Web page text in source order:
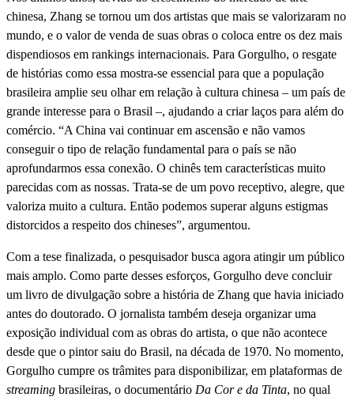
chinesa, Zhang se tornou um dos artistas que mais se valorizaram no
mundo, e o valor de venda de suas obras o coloca entre os dez mais
dispendiosos em rankings internacionais. Para Gorgulho, o resgate
de histórias como essa mostra-se essencial para que a população
brasileira amplie seu olhar em relação à cultura chinesa – um país de
grande interesse para o Brasil –, ajudando a criar laços para além do
comércio. “A China vai continuar em ascensão e não vamos
conseguir o tipo de relação fundamental para o país se não
aprofundarmos essa conexão. O chinês tem características muito
parecidas com as nossas. Trata-se de um povo receptivo, alegre, que
valoriza muito a cultura. Então podemos superar alguns estigmas
distorcidos a respeito dos chineses”, argumentou.
Com a tese finalizada, o pesquisador busca agora atingir um público
mais amplo. Como parte desses esforços, Gorgulho deve concluir
um livro de divulgação sobre a história de Zhang que havia iniciado
antes do doutorado. O jornalista também deseja organizar uma
exposição individual com as obras do artista, o que não acontece
desde que o pintor saiu do Brasil, na década de 1970. No momento,
Gorgulho cumpre os trâmites para disponibilizar, em plataformas de
streaming brasileiras, o documentário Da Cor e da Tinta, no qual